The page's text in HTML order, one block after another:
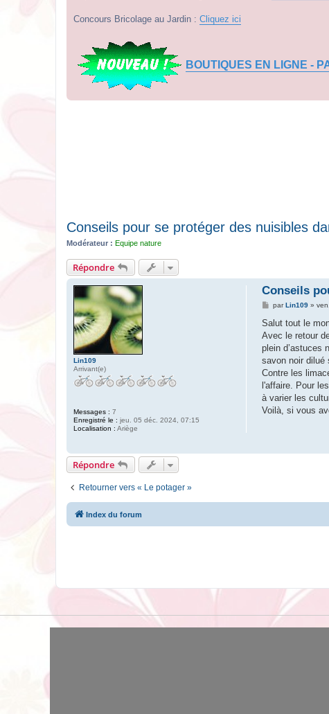
Concours Bricolage au Jardin : Cliquez ici
BOUTIQUES EN LIGNE -
Conseils pour se protéger des nuisibles
Modérateur : Equipe nature
Répondre
Lin109
Arrivant(e)
Messages : 7
Enregistré le : jeu. 05 déc. 2024, 07:15
Localisation : Ariège
Conseils
M
s
a
g
parLin109»
Salut tout le
Avec le retour
plein d’astuces
savon noir dilué
Contre les
l'affaire. Pour
à varier les
Voilà, si vous
Répondre
Retourner vers « Le potager »
Index du forum